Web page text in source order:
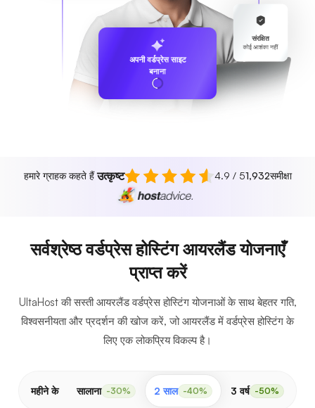
संरक्षित
कोई आशंका नहीं
अपनी वर्डप्रेस साइट
बनाना
हमारे ग्राहक कहते हैंउत्कृष्ट 4.9 / 51,932समीक्षा
सर्वश्रेष्ठ वर्डप्रेस होस्टिंग आयरलैंड योजनाएँ
प्राप्त करें
UltaHost की सस्ती आयरलैंड वर्डप्रेस होस्टिंग योजनाओं के साथ बेहतर गति,
विश्वसनीयता और प्रदर्शन की खोज करें, जो आयरलैंड में वर्डप्रेस होस्टिंग के
लिए एक लोकप्रिय विकल्प है।
महीने के सालाना -30% 2 साल -40% 3 वर्ष -50%